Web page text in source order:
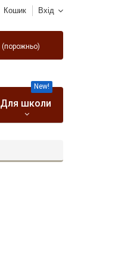
Вхід
Кошик
(порожньо)
Для школи
New!